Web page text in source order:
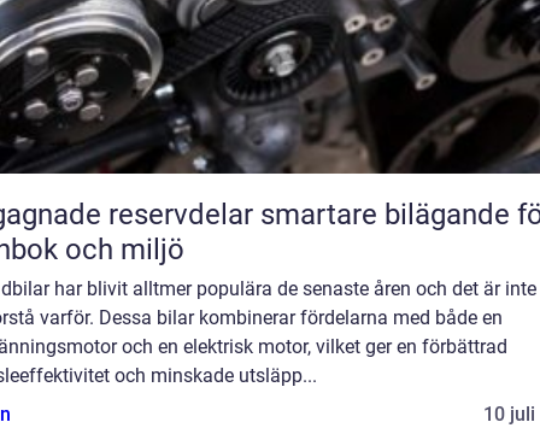
reservdelar smartare bilägande för
och miljö
har blivit alltmer populära de senaste åren och det är
varför. Dessa bilar kombinerar fördelarna med både en
och en elektrisk motor, vilket ger en förbättrad
och minskade utsläpp...
10 juli